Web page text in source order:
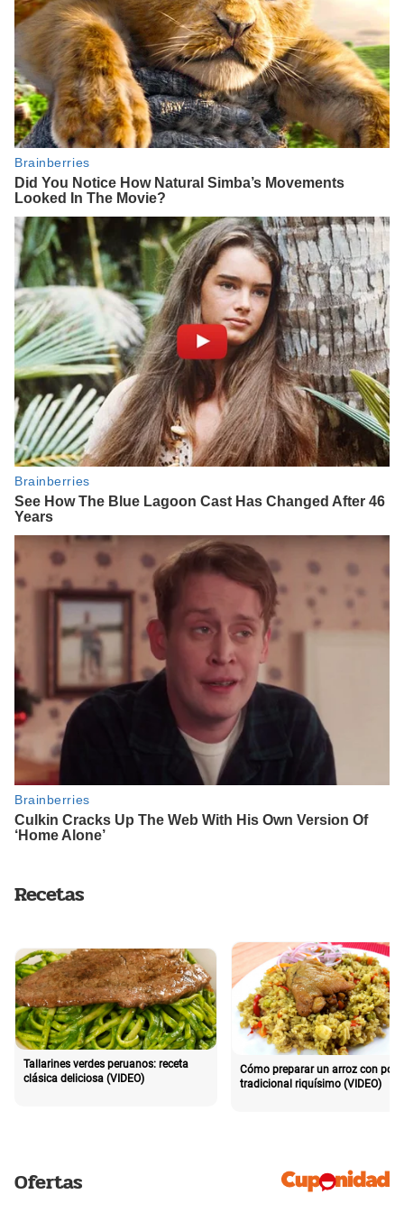
Recetas
Tallarines verdes peruanos: receta
clásica deliciosa (VIDEO)
Cómo preparar un arroz con pollo
tradicional riquísimo (VIDEO)
Ofertas